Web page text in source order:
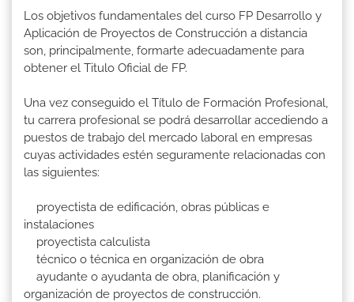
Los objetivos fundamentales del curso FP Desarrollo y
Aplicación de Proyectos de Construcción a distancia
son, principalmente, formarte adecuadamente para
obtener el Titulo Oficial de FP.
Una vez conseguido el Título de Formación Profesional,
tu carrera profesional se podrá desarrollar accediendo a
puestos de trabajo del mercado laboral en empresas
cuyas actividades estén seguramente relacionadas con
las siguientes:
proyectista de edificación, obras públicas e
instalaciones
proyectista calculista
técnico o técnica en organización de obra
ayudante o ayudanta de obra, planificación y
organización de proyectos de construcción.